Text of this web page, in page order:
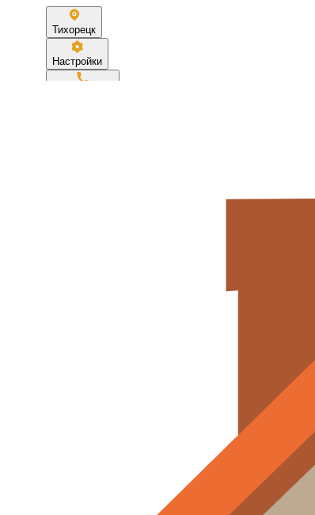
Тихорецк
Настройки